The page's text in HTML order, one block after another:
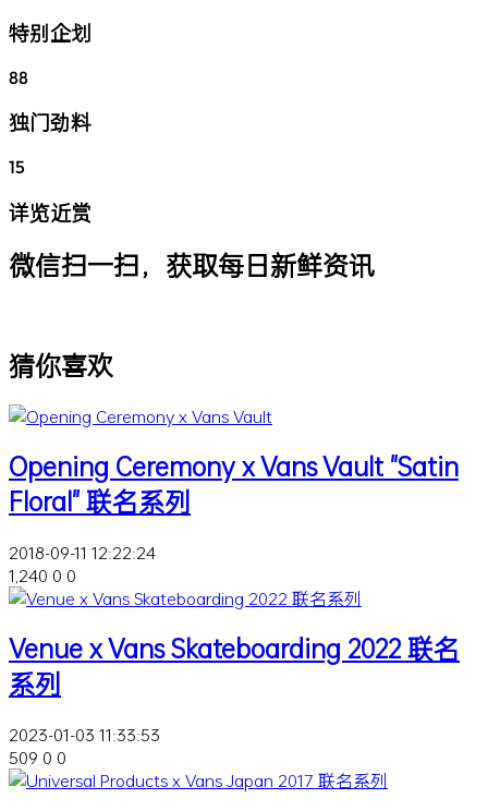
特别企划
88
独门劲料
15
详览近赏
微信扫一扫，获取每日新鲜资讯
猜你喜欢
Opening Ceremony x Vans Vault "Satin
Floral" 联名系列
2018-09-11 12:22:24
1,240 0 0
Venue x Vans Skateboarding 2022 联名
系列
2023-01-03 11:33:53
509 0 0